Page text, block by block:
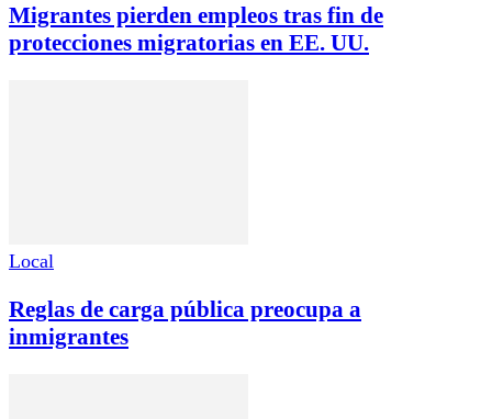
Migrantes pierden empleos tras fin de
protecciones migratorias en EE. UU.
Local
Reglas de carga pública preocupa a
inmigrantes